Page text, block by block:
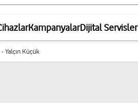
KampanyalarDijital Servisler
Yalçın Küçük